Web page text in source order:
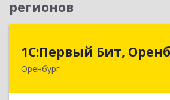
регионов
1С:Первый Бит,
Оренбург
1С:Первый
460044, Оренбургская обл,